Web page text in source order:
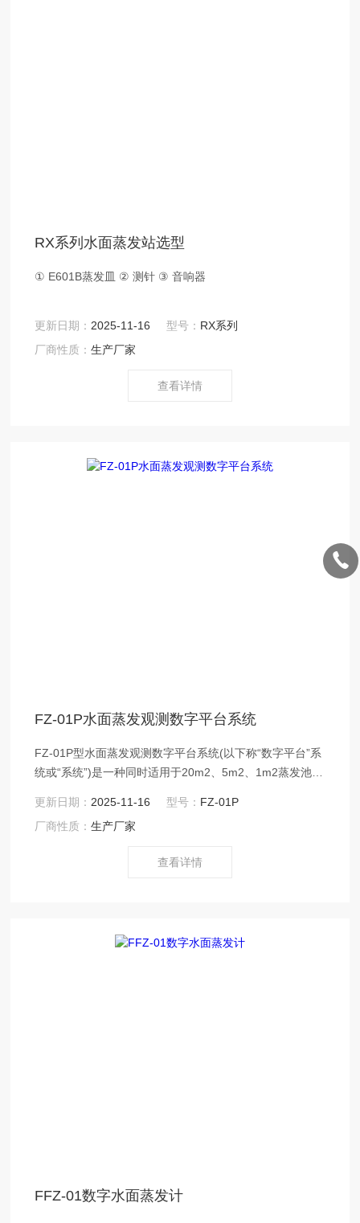
RX系列水面蒸发站选型
① E601B蒸发皿 ② 测针 ③ 音响器
更新日期： 2025-11-16 型号： RX系列
厂商性质：生产厂家
查看详情
FZ-01P水面蒸发观测数字平台系统
FZ-01P型水面蒸发观测数字平台系统(以下称“数字平台”系
统或“系统”)是一种同时适用于20m2、5m2、1m2蒸发池，
数字水面蒸发计、JFZ-01型数字雨量计、数控溢流井、数
控补水箱、采集控制箱、配套电路水路设施、上位机系统
更新日期： 2025-11-16 型号： FZ-01P
厂商性质：生产厂家
查看详情
FFZ-01数字水面蒸发计